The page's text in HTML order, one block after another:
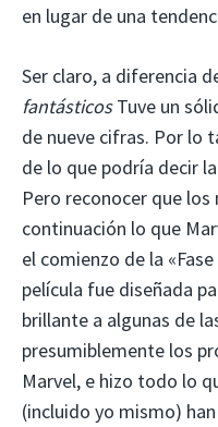
en lugar de una
Ser claro, a diferencia
fantásticosTuve un
de nueve cifras. Por lo
de lo que podría decir
Pero reconocer que
continuación lo que
el comienzo de la
película fue diseñada
brillante a algunas de
presumiblemente los
Marvel, e hizo todo lo
(incluido yo mismo)